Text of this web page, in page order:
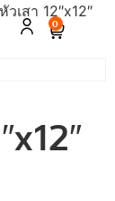
0
เสา 12″x12″